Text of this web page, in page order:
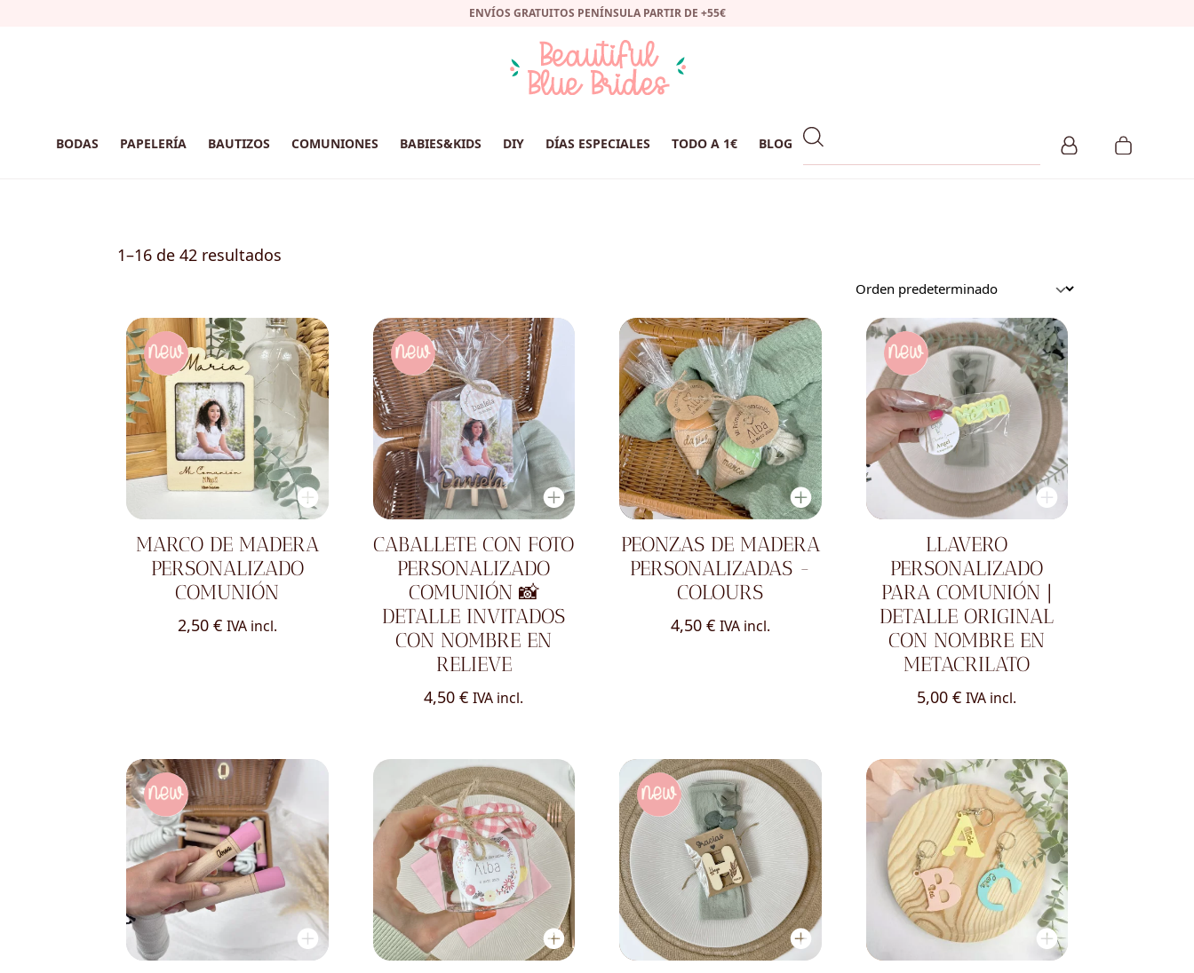
ENVÍOS GRATUITOS PENÍNSULA PARTIR DE +55€
BODAS PAPELERÍA BAUTIZOS COMUNIONES BABIES&KIDS DIY DÍAS ESPECIALES TODO A 1€ BLOG
1–16 de 42 resultados
MARCO DE MADERA
PERSONALIZADO
COMUNIÓN
2,50 € IVA incl.
CABALLETE CON FOTO
PERSONALIZADO
COMUNIÓN 📸
DETALLE INVITADOS
CON NOMBRE EN
RELIEVE
4,50€ IVA incl.
PEONZAS DE MADERA
PERSONALIZADAS -
COLOURS
4,50 € IVA incl.
LLAVERO
PERSONALIZADO
PARA COMUNIÓN |
DETALLE ORIGINAL
CON NOMBRE EN
METACRILATO
5,00€ IVA incl.